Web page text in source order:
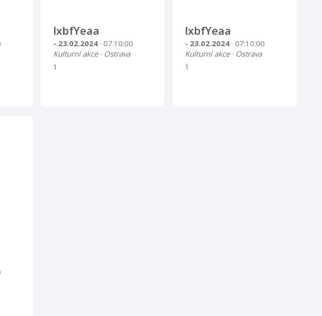
lxbfYeaa
- 23.02.2024 · 07:10:00
Kulturní akce · Ostrava
1
lxbfYeaa
- 23.02.2024 · 07:10:00
Kulturní akce · Ostrava
1